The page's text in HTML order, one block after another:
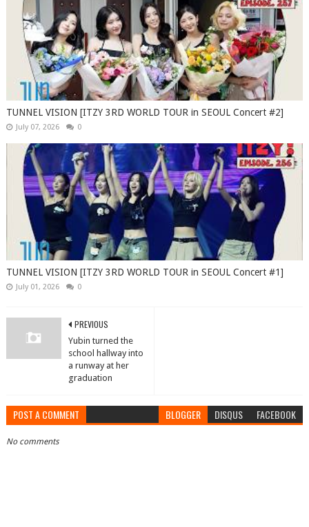
TUNNEL VISION [ITZY 3RD WORLD TOUR in SEOUL Concert #2]
July 07, 2026 0
TUNNEL VISION [ITZY 3RD WORLD TOUR in SEOUL Concert #1]
July 01, 2026 0
PREVIOUS
Yubin turned the
school hallway into
a runway at her
graduation
POST A COMMENT BLOGGER DISQUS FACEBOOK
No comments